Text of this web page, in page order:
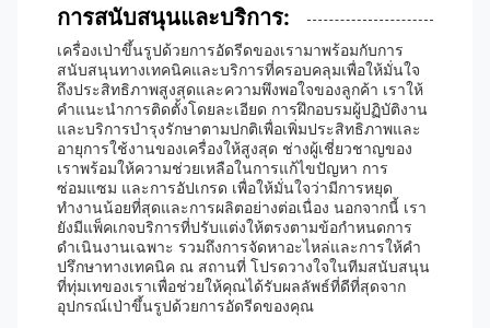
การสนับสนุนและบริการ:
เครื่องเป่าขึ้นรูปด้วยการอัดรีดของเรามาพร้อมกับการ
สนับสนุนทางเทคนิคและบริการที่ครอบคลุมเพื่อให้มั่นใจ
ถึงประสิทธิภาพสูงสุดและความพึงพอใจของลูกค้า เราให้
คำแนะนำการติดตั้งโดยละเอียด การฝึกอบรมผู้ปฏิบัติงาน
และบริการบำรุงรักษาตามปกติเพื่อเพิ่มประสิทธิภาพและ
อายุการใช้งานของเครื่องให้สูงสุด ช่างผู้เชี่ยวชาญของ
เราพร้อมให้ความช่วยเหลือในการแก้ไขปัญหา การ
ซ่อมแซม และการอัปเกรด เพื่อให้มั่นใจว่ามีการหยุด
ทำงานน้อยที่สุดและการผลิตอย่างต่อเนื่อง นอกจากนี้ เรา
ยังมีแพ็คเกจบริการที่ปรับแต่งให้ตรงตามข้อกำหนดการ
ดำเนินงานเฉพาะ รวมถึงการจัดหาอะไหล่และการให้คำ
ปรึกษาทางเทคนิค ณ สถานที่ โปรดวางใจในทีมสนับสนุน
ที่ทุ่มเทของเราเพื่อช่วยให้คุณได้รับผลลัพธ์ที่ดีที่สุดจาก
อุปกรณ์เป่าขึ้นรูปด้วยการอัดรีดของคุณ